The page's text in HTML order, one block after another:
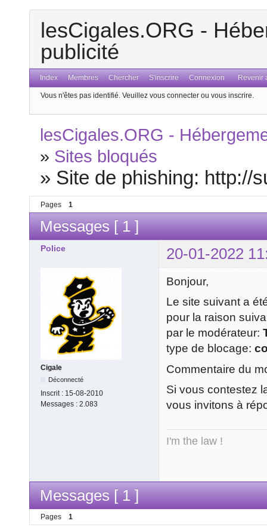
lesCigales.ORG -
publicité
Index Membres Chercher S'inscrire Connexion Revenir
Vous n'êtes pas identifié. Veuillez vous connecter ou vous inscrire.
lesCigales.ORG -
» Sites bloqués
» Site de phishing: http://
Pages 1
Messages [ 1 ]
Police 20-01-2022
Cigale
Déconnecté
Inscrit : 15-08-2010
Messages : 2.083
Bonjour,
Le site suivant a
pour la raison
par le modérateur:
type de blocage:
Commentaire du
Si vous contestez
vous invitons à
I'm the law !
Messages [ 1 ]
Pages 1